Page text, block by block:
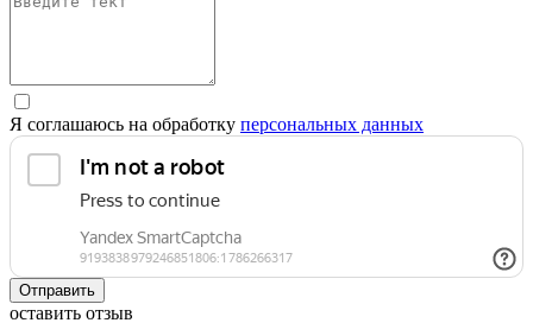
Я соглашаюсь на обработку персональных данных
Отправить
оставить отзыв